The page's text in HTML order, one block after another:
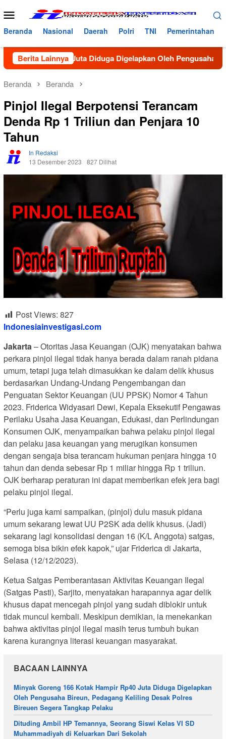
ke
konten
Menu
Mobile
Beranda Nasional Daerah Polri TNI Pemerintahan
Berita Lainnya
Rp40 Juta Diduga Digelapkan Oleh Pengusaha Bireun,
Beranda Beranda
Pinjol Ilegal Berpotensi Terancam
Denda Rp 1 Triliun dan Penjara 10
Tahun
In Redaksi
13 Desember 2023
827 Dilihat
Post Views: 827
Indonesiainvestigasi.com
Jakarta– Otoritas Jasa Keuangan (OJK) menyatakan bahwa
perkara pinjol ilegal tidak hanya berada dalam ranah pidana
umum, tetapi juga telah dimasukkan ke dalam delik khusus
berdasarkan Undang-Undang Pengembangan dan
Penguatan Sektor Keuangan (UU PPSK) Nomor 4 Tahun
2023. Friderica Widyasari Dewi, Kepala Eksekutif Pengawas
Perilaku Usaha Jasa Keuangan, Edukasi, dan Perlindungan
Konsumen OJK, menyampaikan bahwa pelaku pinjol ilegal
dan pelaku jasa keuangan yang merugikan konsumen
dengan sengaja bisa terancam hukuman penjara hingga 10
tahun dan denda sebesar Rp 1 miliar hingga Rp 1 triliun.
OJK berharap peraturan ini dapat memberikan efek jera bagi
pelaku pinjol ilegal.
“Perlu juga kami sampaikan, (pinjol) dulu masuk pidana
umum sekarang lewat UU P2SK ada delik khusus. (Jadi)
sekarang lagi konsolidasi dengan 16 (K/L Anggota) satgas,
semoga bisa bikin efek kapok,” ujar Friderica di Jakarta,
Selasa (12/12/2023).
Ketua Satgas Pemberantasan Aktivitas Keuangan Ilegal
(Satgas Pasti), Sarjito, menyatakan harapannya agar delik
khusus dapat mencegah pinjol yang sudah diblokir untuk
tidak muncul kembali. Meskipun demikian, ia menekankan
bahwa aktivitas pinjol ilegal masih terus tumbuh bukan
karena kurangnya literasi keuangan masyarakat.
BACAAN LAINNYA
Minyak Goreng 166 Kotak Hampir Rp40 Juta Diduga Digelapkan
Oleh Pengusaha Bireun, Pedagang Keliling Desak Polres
Bireuen Segera Tangkap Pelaku
Dituding Ambil HP Temannya, Seorang Siswi Kelas VI SD
Muhammadiyah di Keluarkan Dari Sekolah